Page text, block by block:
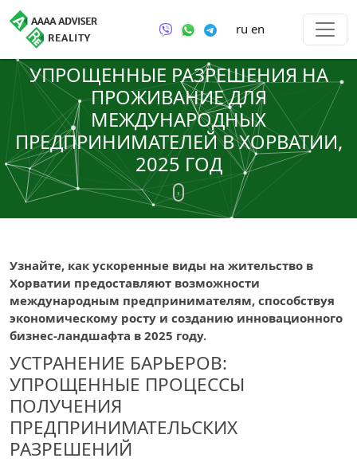
ru en
УПРОЩЕННЫЕ РАЗРЕШЕНИЯ НА
ПРОЖИВАНИЕ ДЛЯ
МЕЖДУНАРОДНЫХ
ПРЕДПРИНИМАТЕЛЕЙ В ХОРВАТИИ,
2025 ГОД
Узнайте, как ускоренные виды на жительство в
Хорватии предоставляют возможности
международным предпринимателям, способствуя
экономическому росту и созданию инновационного
бизнес-ландшафта в 2025 году.
УСТРАНЕНИЕ БАРЬЕРОВ:
УПРОЩЕННЫЕ ПРОЦЕССЫ
ПОЛУЧЕНИЯ
ПРЕДПРИНИМАТЕЛЬСКИХ
РАЗРЕШЕНИЙ